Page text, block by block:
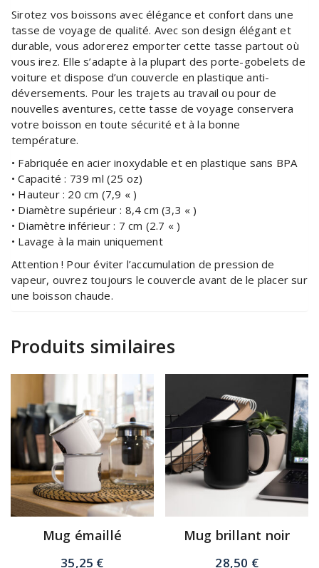
Sirotez vos boissons avec élégance et confort dans une
tasse de voyage de qualité. Avec son design élégant et
durable, vous adorerez emporter cette tasse partout où
vous irez. Elle s’adapte à la plupart des porte-gobelets de
voiture et dispose d’un couvercle en plastique anti-
déversements. Pour les trajets au travail ou pour de
nouvelles aventures, cette tasse de voyage conservera
votre boisson en toute sécurité et à la bonne
température.
• Fabriquée en acier inoxydable et en plastique sans BPA
• Capacité : 739 ml (25 oz)
• Hauteur : 20 cm (7,9 « )
• Diamètre supérieur : 8,4 cm (3,3 « )
• Diamètre inférieur : 7 cm (2.7 « )
• Lavage à la main uniquement
Attention ! Pour éviter l’accumulation de pression de
vapeur, ouvrez toujours le couvercle avant de le placer sur
une boisson chaude.
Produits similaires
Mug émaillé
35,25 €
Mug brillant noir
28,50 €